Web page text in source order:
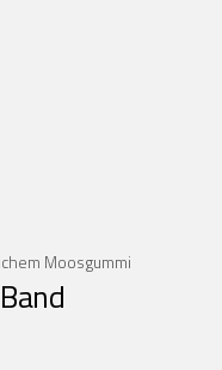
Moosgummi